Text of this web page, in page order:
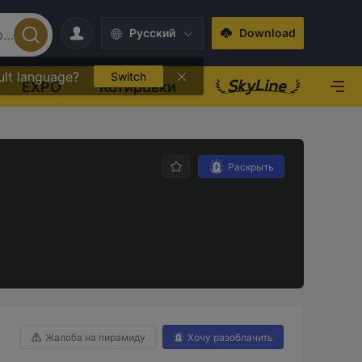
Pусский
language? Switch
Download
EXPO Котировки
Раскрыть
Жалоба на пирамиду Хочу разоблачить